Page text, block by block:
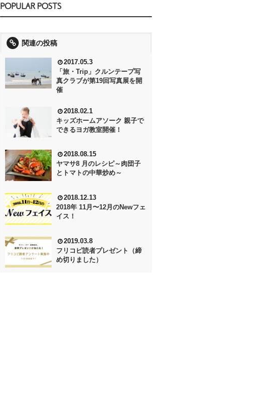
POPULAR POSTS
関連の投稿
2017.05.3
「旅・Trip」クルンテープ写
真クラブが第19回写真展を開
催
2018.02.1
キッズホームアソーク 親子で
できるヨガ教室開催！
2018.08.15
ヤマサ8 月のレシピ～肉団子
とトマトの中華炒め～
2018.12.13
2018年 11月〜12月のNewフェ
イス！
2019.03.8
フリコピ読者プレゼント（締
め切りました）